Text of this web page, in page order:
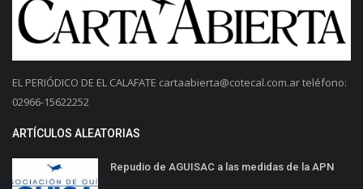
EL PERIÓDICO DE EL CALAFATE cartaabierta@cotecal.com.arteléfono:
02966-15622252
ARTÍCULOS ALEATORIAS
Repudio de AGUISAC a las medidas de la APN